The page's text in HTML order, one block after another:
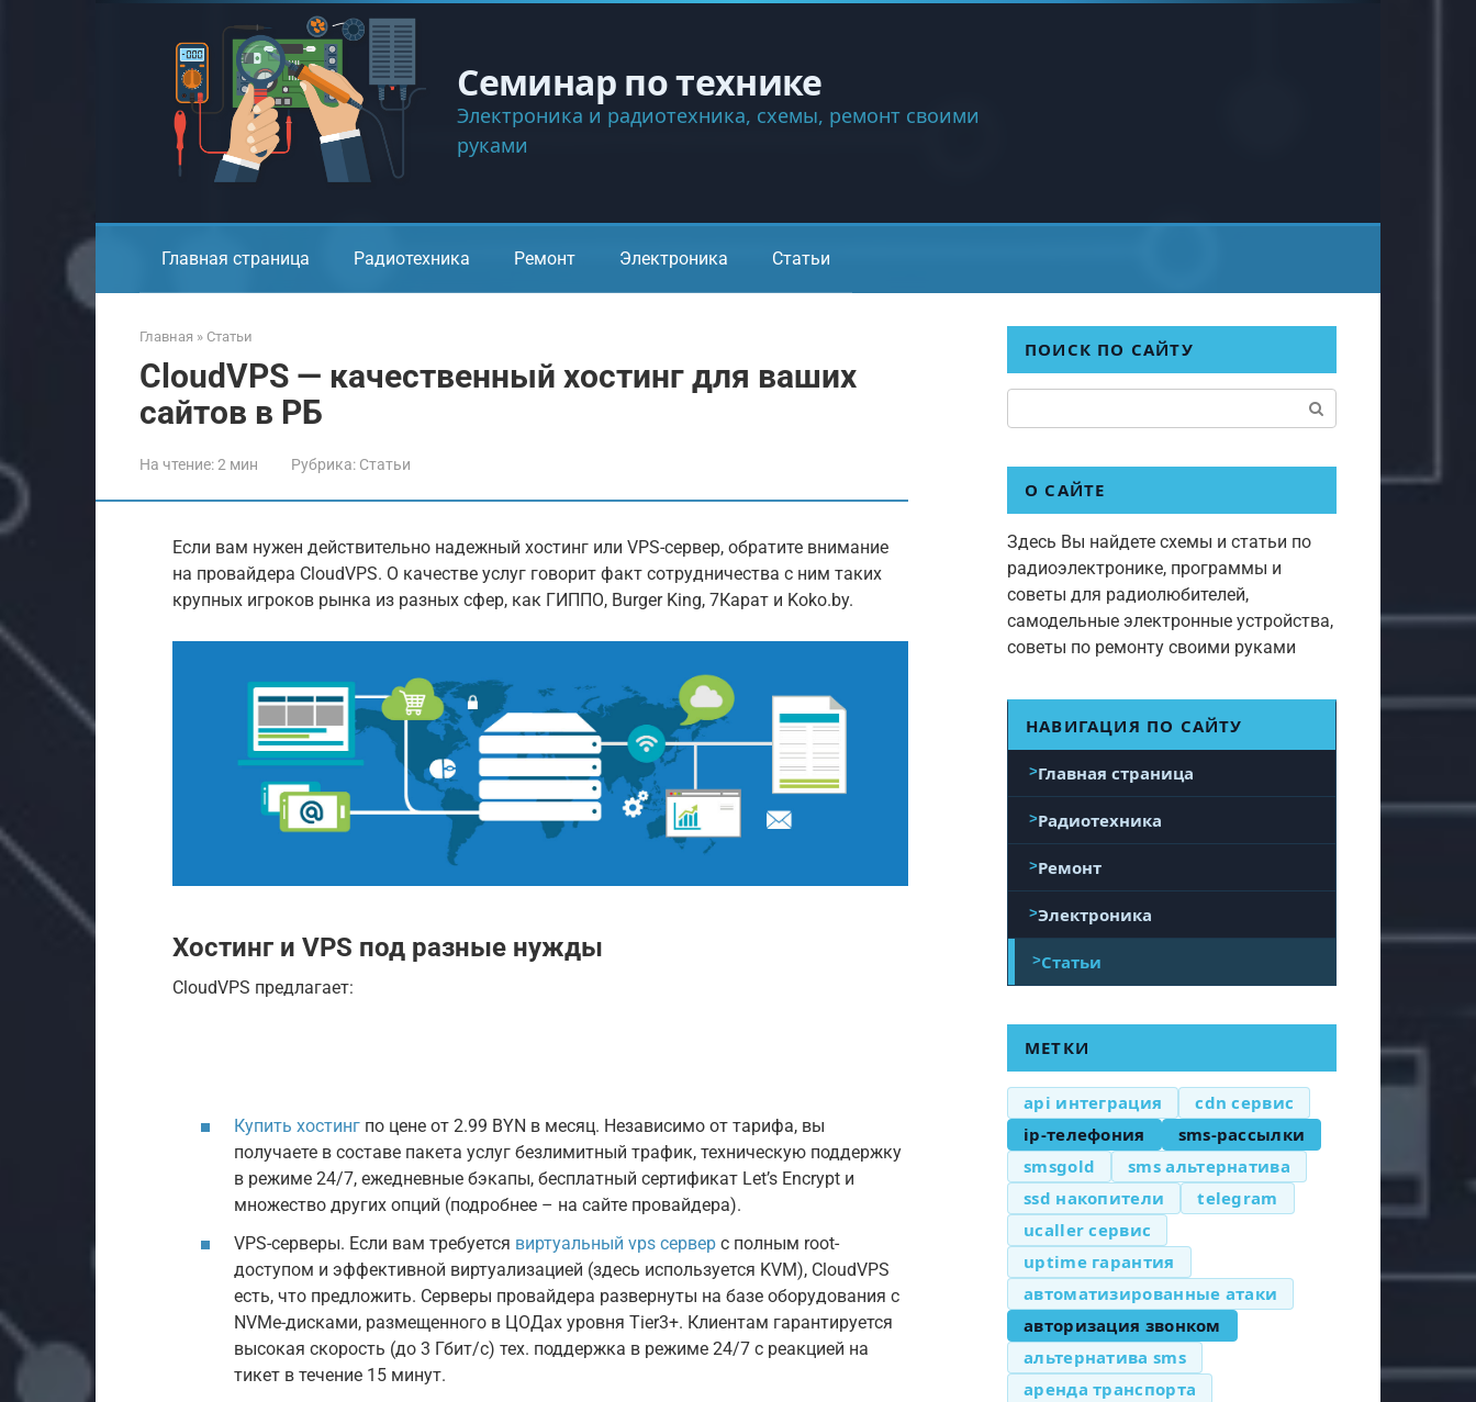
Семинар по технике
Электроника и радиотехника, схемы, ремонт своими
руками
Главная страница Радиотехника Ремонт Электроника Статьи
Главная » Статьи
CloudVPS — качественный хостинг для ваших
сайтов в РБ
На чтение:2 мин Рубрика: Статьи
Если вам нужен действительно надежный хостинг или VPS-сервер, обратите внимание
на провайдера CloudVPS. О качестве услуг говорит факт сотрудничества с ним таких
крупных игроков рынка из разных сфер, как ГИППО, Burger King, 7Карат и Koko.by.
Хостинг и VPS под разные нужды
CloudVPS предлагает:
Купить хостинг по цене от 2.99 BYN в месяц. Независимо от тарифа, вы
получаете в составе пакета услуг безлимитный трафик, техническую поддержку
в режиме 24/7, ежедневные бэкапы, бесплатный сертификат Let’s Encrypt и
множество других опций (подробнее – на сайте провайдера).
VPS-серверы. Если вам требуется виртуальный vps сервер с полным root-
доступом и эффективной виртуализацией (здесь используется KVM), CloudVPS
есть, что предложить. Серверы провайдера развернуты на базе оборудования с
NVMe-дисками, размещенного в ЦОДах уровня Tier3+. Клиентам гарантируется
высокая скорость (до 3 Гбит/с) тех. поддержка в режиме 24/7 с реакцией на
тикет в течение 15 минут.
ПОИСК ПО САЙТУ
О САЙТЕ
Здесь Вы найдете схемы и статьи по
радиоэлектронике, программы и
советы для радиолюбителей,
самодельные электронные устройства,
советы по ремонту своими руками
НАВИГАЦИЯ ПО САЙТУ
Главная страница
Радиотехника
Ремонт
Электроника
Статьи
МЕТКИ
api интеграция
cdn сервис
ip-телефония
sms-рассылки
smsgold
sms альтернатива
ssd накопители
telegram
ucaller сервис
uptime гарантия
автоматизированные атаки
авторизация звонком
альтернатива sms
аренда транспорта